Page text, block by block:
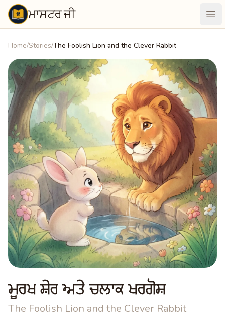
Maastarjiਮਾਸਟਰ ਜੀ
Home/Stories/The Foolish Lion and the Clever Rabbit
ਮੂਰਖ ਸ਼ੇਰ ਅਤੇ ਚਲਾਕ ਖਰਗੋਸ਼
The Foolish Lion and the Clever Rabbit